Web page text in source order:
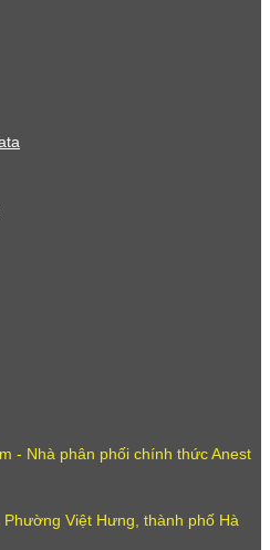
- Nhà phân phối chính thức Anest
Việt Hưng, thành phố Hà